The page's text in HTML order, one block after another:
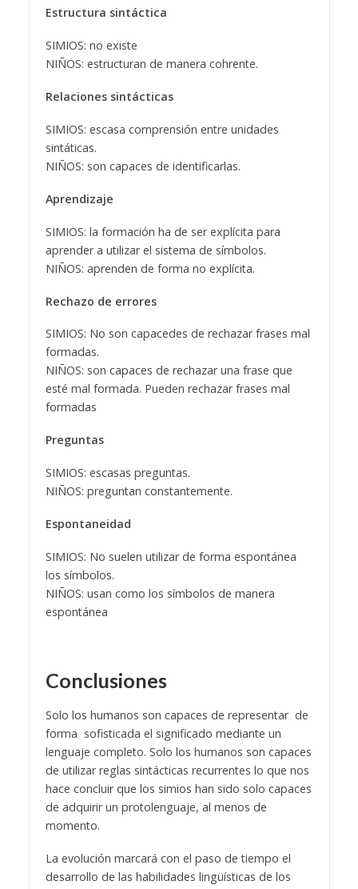
Estructura sintáctica
SIMIOS: no existe
NIÑOS: estructuran de manera cohrente.
Relaciones sintácticas
SIMIOS: escasa comprensión entre unidades
sintáticas.
NIÑOS: son capaces de identificarlas.
Aprendizaje
SIMIOS: la formación ha de ser explícita para
aprender a utilizar el sistema de símbolos.
NIÑOS: aprenden de forma no explícita.
Rechazo de errores
SIMIOS: No son capacedes de rechazar frases mal
formadas.
NIÑOS: son capaces de rechazar una frase que
esté mal formada. Pueden rechazar frases mal
formadas
Preguntas
SIMIOS: escasas preguntas.
NIÑOS: preguntan constantemente.
Espontaneidad
SIMIOS: No suelen utilizar de forma espontánea
los símbolos.
NIÑOS: usan como los símbolos de manera
espontánea
Conclusiones
Solo los humanos son capaces de representar de
forma sofisticada el significado mediante un
lenguaje completo. Solo los humanos son capaces
de utilizar reglas sintácticas recurrentes lo que nos
hace concluir que los simios han sido solo capaces
de adquirir un protolenguaje, al menos de
momento.
La evolución marcará con el paso de tiempo el
desarrollo de las habilidades lingüísticas de los